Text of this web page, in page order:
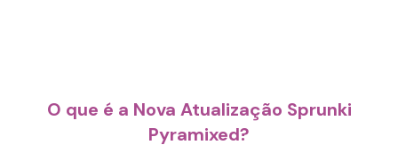
O que é a Nova Atualização Sprunki
Pyramixed?